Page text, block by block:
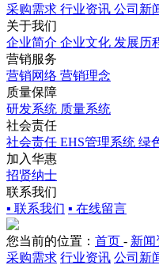
采购需求 行业资讯 公司新
关于我们
企业简介 企业文化 发展历
营销服务
营销网络 营销理念
质量保障
研发系统 质量系统
社会责任
社会责任 EHS管理系统 绿
加入华惠
招贤纳士
联系我们
▪ 联系我们 ▪ 在线留言
您当前的位置： 首页 - 新闻
采购需求 行业资讯 公司新